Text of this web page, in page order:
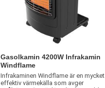
Gasolkamin 4200W Infrakamin
Windflame
Infrakaminen Windflame är en mycket
effektiv värmekälla som avger